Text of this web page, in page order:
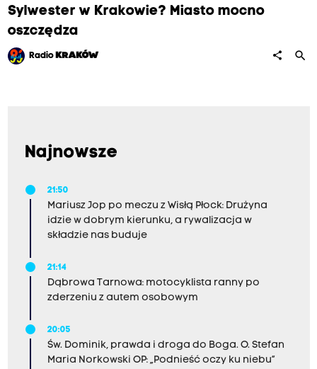
Sylwester w Krakowie? Miasto mocno
oszczędza
Radio KRAKÓW share search
Najnowsze
21:50
Mariusz Jop po meczu z Wisłą Płock: Drużyna
idzie w dobrym kierunku, a rywalizacja w
składzie nas buduje
21:14
Dąbrowa Tarnowa: motocyklista ranny po
zderzeniu z autem osobowym
20:05
Św. Dominik, prawda i droga do Boga. O. Stefan
Maria Norkowski OP: „Podnieść oczy ku niebu”